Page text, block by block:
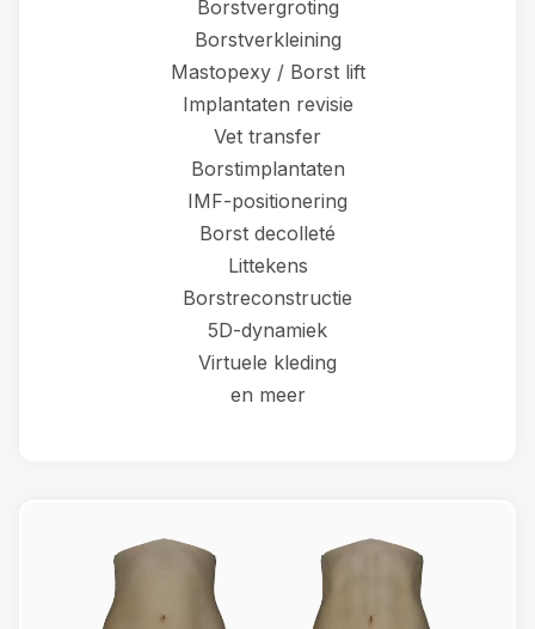
Borstvergroting
Borstverkleining
Mastopexy / Borst lift
Implantaten revisie
Vet transfer
Borstimplantaten
IMF-positionering
Borst decolleté
Littekens
Borstreconstructie
5D-dynamiek
Virtuele kleding
en meer